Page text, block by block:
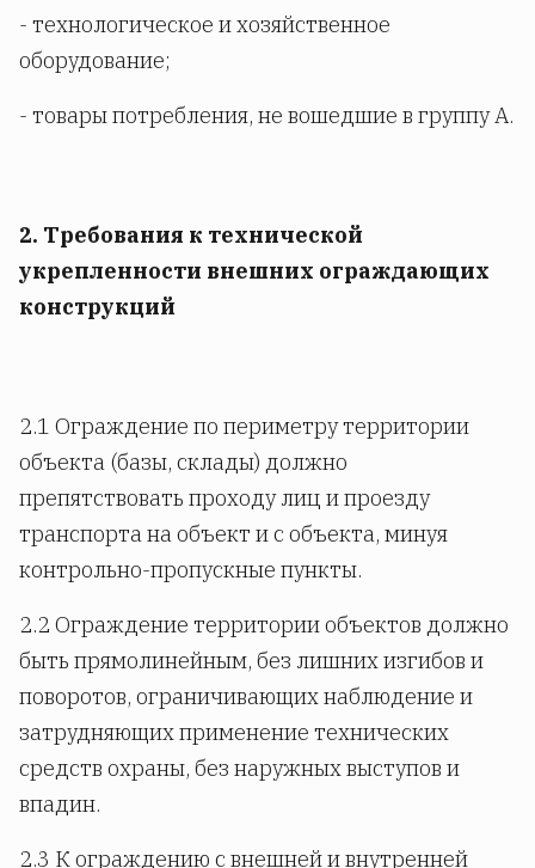
- технологическое и хозяйственное
оборудование;
- товары потребления, не вошедшие в группу А.
2. Требования к технической
укрепленности внешних ограждающих
конструкций
2.1 Ограждение по периметру территории
объекта (базы, склады) должно
препятствовать проходу лиц и проезду
транспорта на объект и с объекта, минуя
контрольно-пропускные пункты.
2.2 Ограждение территории объектов должно
быть прямолинейным, без лишних изгибов и
поворотов, ограничивающих наблюдение и
затрудняющих применение технических
средств охраны, без наружных выступов и
впадин.
2.3 К ограждению с внешней и внутренней